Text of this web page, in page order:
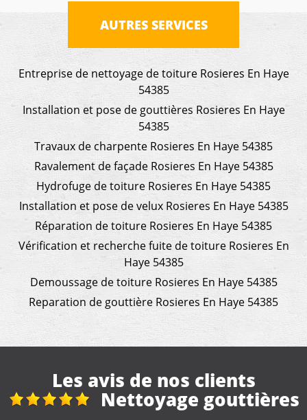
AUTRES SERVICES
Entreprise de nettoyage de toiture Rosieres En Haye
54385
Installation et pose de gouttières Rosieres En Haye
54385
Travaux de charpente Rosieres En Haye 54385
Ravalement de façade Rosieres En Haye 54385
Hydrofuge de toiture Rosieres En Haye 54385
Installation et pose de velux Rosieres En Haye 54385
Réparation de toiture Rosieres En Haye 54385
Vérification et recherche fuite de toiture Rosieres En
Haye 54385
Demoussage de toiture Rosieres En Haye 54385
Reparation de gouttière Rosieres En Haye 54385
Les avis de nos clients
reparation toiture